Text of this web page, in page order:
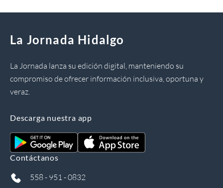
La Jornada Hidalgo
La Jornada lanza su edición digital, manteniendo su
compromiso de ofrecer información inclusiva, oportuna y
veraz.
Descarga nuestra app
Contáctanos
558 - 951 - 0832